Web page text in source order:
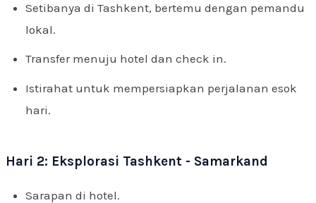
Setibanya di Tashkent, bertemu dengan pemandu
lokal.
Transfer menuju hotel dan check in.
Istirahat untuk mempersiapkan perjalanan esok
hari.
Hari 2: Eksplorasi Tashkent - Samarkand
Sarapan di hotel.